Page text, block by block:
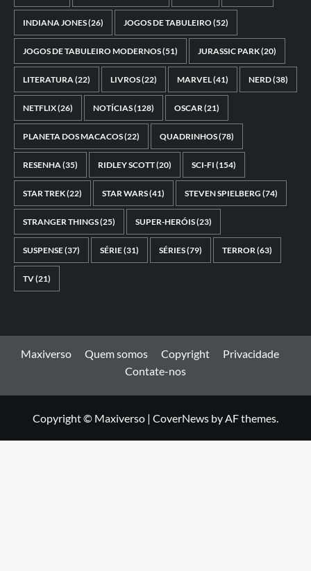
INDIANA JONES(26) JOGOS DE TABULEIRO(52)
JOGOS DE TABULEIRO MODERNOS(51) JURASSIC PARK(20)
LITERATURA(22) LIVROS(22) MARVEL(41) NERD(38)
NETFLIX(26) NOTÍCIAS(128) OSCAR(21)
PLANETA DOS MACACOS(22) QUADRINHOS(78)
RESENHA(35) RIDLEY SCOTT(20) SCI-FI (154)
STAR TREK(22) STAR WARS(41) STEVEN SPIELBERG (74)
STRANGER THINGS(25) SUPER-HERÓIS(23)
SUSPENSE(37) SÉRIE(31) SÉRIES(79) TERROR(63)
TV(21)
Maxiverso Quem somos Copyright
Privacidade
Contate-nos
Copyright © Maxiverso | CoverNews by AF themes.